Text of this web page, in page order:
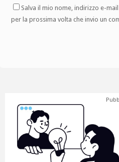
Salva il mio nome, indirizzo e-
per la prossima volta che invio un